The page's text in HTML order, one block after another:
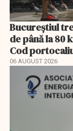
Bucureștiul
de până la 80
Cod
06 AUGUST 2026